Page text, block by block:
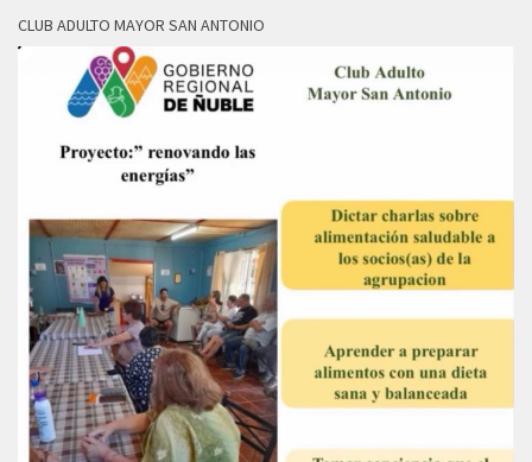
CLUB ADULTO MAYOR SAN ANTONIO